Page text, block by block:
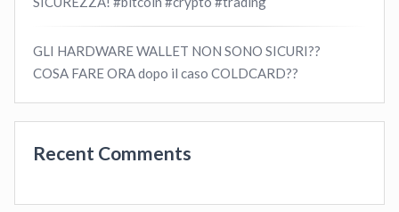
GLI HARDWARE WALLET NON SONO SICURI??
COSA FARE ORA dopo il caso COLDCARD??
Recent Comments